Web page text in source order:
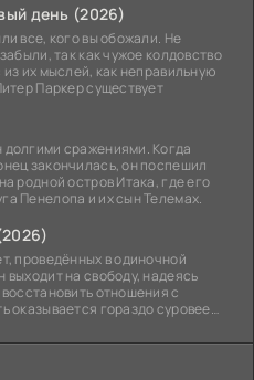
день (2026)
все, кого вы обожали. Не
так как чужое колдовство
из их мыслей, как неправильную
Паркер существует
сражениями. Когда
закончилась, он поспешил
родной остров Итака, где его
Пенелопа и их сын Телемах.
проведённых в одиночной
на свободу, надеясь
отношения с
оказывается гораздо суровее